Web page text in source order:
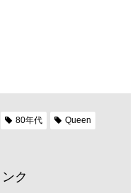
80年代 Queen
ク